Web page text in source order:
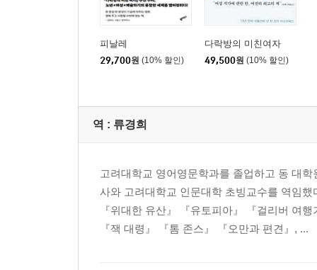
피날레
29,700원 (10% 할인)
다락방의 미친여자
49,500원 (10% 할인)
역 : 류경희
고려대학교 영어영문학과를 졸업하고 동 대
사와 고려대학교 인문대학 초빙교수를 역임
『위대한 유산』 『유토피아』 『걸리버 여
『잭 대령』 『톰 존스』 『오만과 편견』, ...